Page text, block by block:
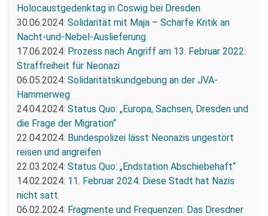
Holocaustgedenktag in Coswig bei Dresden
30.06.2024: Solidarität mit Maja – Scharfe Kritik an
Nacht-und-Nebel-Auslieferung
17.06.2024: Prozess nach Angriff am 13. Februar 2022:
Straffreiheit für Neonazi
06.05.2024: Solidaritätskundgebung an der JVA-
Hammerweg
24.04.2024: Status Quo: „Europa, Sachsen, Dresden und
die Frage der Migration“
22.04.2024: Bundespolizei lässt Neonazis ungestört
reisen und angreifen
22.03.2024: Status Quo: „Endstation Abschiebehaft“
14.02.2024: 11. Februar 2024: Diese Stadt hat Nazis
nicht satt.
06.02.2024: Fragmente und Frequenzen: Das Dresdner